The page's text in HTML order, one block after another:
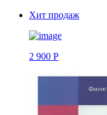
Хит продаж
2 900 Р